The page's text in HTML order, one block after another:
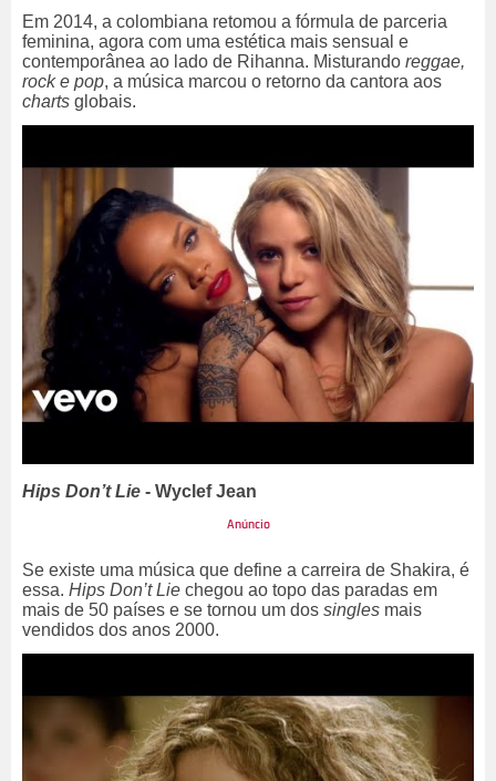
Em 2014, a colombiana retomou a fórmula de parceria
feminina, agora com uma estética mais sensual e
contemporânea ao lado de Rihanna. Misturando reggae,
rock e pop, a música marcou o retorno da cantora aos
charts globais.
Hips Don’t Lie - Wyclef Jean
Se existe uma música que define a carreira de Shakira, é
essa. Hips Don’t Lie chegou ao topo das paradas em
mais de 50 países e se tornou um dos singles mais
vendidos dos anos 2000.